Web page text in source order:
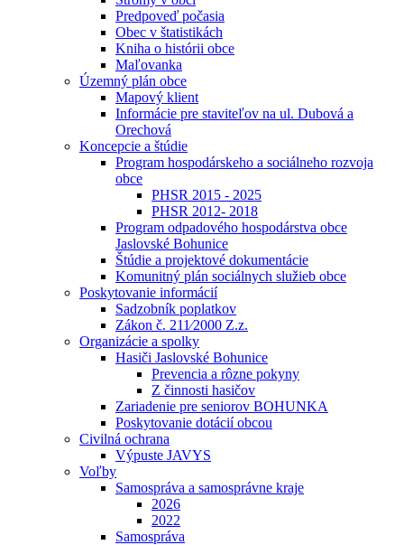
Predpoveď počasia
Obec v štatistikách
Kniha o histórii obce
Maľovanka
Územný plán obce
Mapový klient
Informácie pre staviteľov na ul. Dubová a
Orechová
Koncepcie a štúdie
Program hospodárskeho a sociálneho rozvoja
obce
PHSR 2015 - 2025
PHSR 2012- 2018
Program odpadového hospodárstva obce
Jaslovské Bohunice
Štúdie a projektové dokumentácie
Komunitný plán sociálnych služieb obce
Poskytovanie informácií
Sadzobník poplatkov
Zákon č. 211⁄2000 Z.z.
Organizácie a spolky
Hasiči Jaslovské Bohunice
Prevencia a rôzne pokyny
Z činnosti hasičov
Zariadenie pre seniorov BOHUNKA
Poskytovanie dotácií obcou
Civilná ochrana
Výpuste JAVYS
Voľby
Samospráva a samosprávne kraje
2026
2022
Samospráva